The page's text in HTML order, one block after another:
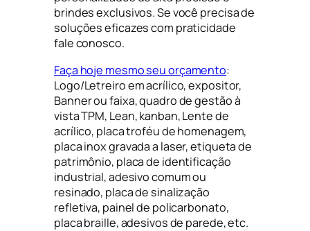
brindes exclusivos. Se você precisa de
soluções eficazes com praticidade
fale conosco.
Faça hoje mesmo seu orçamento:
Logo/Letreiro em acrílico, expositor,
Banner ou faixa, quadro de gestão à
vista TPM, Lean, kanban, Lente de
acrílico, placa troféu de homenagem,
placa inox gravada a laser, etiqueta de
patrimônio, placa de identificação
industrial, adesivo comum ou
resinado, placa de sinalização
refletiva, painel de policarbonato,
placa braille, adesivos de parede, etc.